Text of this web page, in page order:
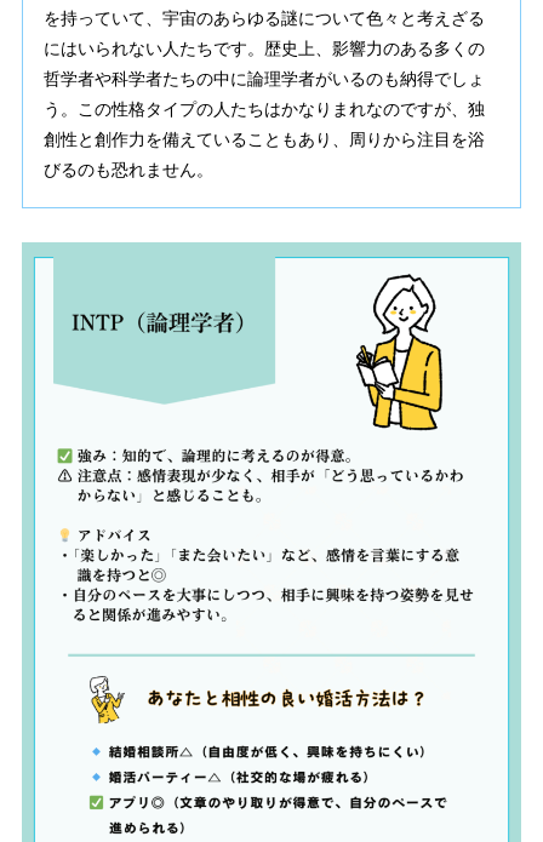
を持っていて、宇宙のあらゆる謎について色々と考えざる
にはいられない人たちです。歴史上、影響力のある多くの
哲学者や科学者たちの中に論理学者がいるのも納得でしょ
う。この性格タイプの人たちはかなりまれなのですが、独
創性と創作力を備えていることもあり、周りから注目を浴
びるのも恐れません。